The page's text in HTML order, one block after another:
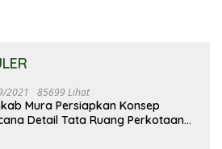
2021 85699 Lihat
Mura Persiapkan Konsep
Detail Tata Ruang Perkotaan